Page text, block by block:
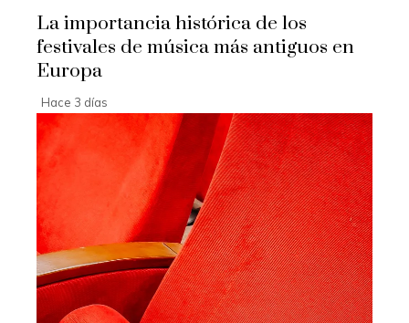
La importancia histórica de los
festivales de música más antiguos en
Europa
Hace 3 días